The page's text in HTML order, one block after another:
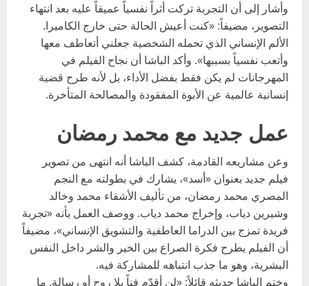
وأشار إلى أن التجربة تركت أثراً نفسياً عميقاً عليه بعد انتهاء
التصوير، مضيفاً: «كنت أعيش الحالة حتى خارج الكاميرا.
الألم الإنساني الذي تحمله الشخصية جعلني أتعاطف معها
وأتعب نفسياً بسببها». وأكد الباشا أن نجاح الفيلم في
المهرجانات لم يكن فقط بفضل الأداء، بل لأنه طرح قضية
إنسانية عالمية عن الأبوة المفقودة والمصالحة المتأخرة.
عمل جديد مع محمد رمضان
وعن مشاريعه القادمة، كشف الباشا أنه انتهى من تصوير
فيلم جديد بعنوان «أسد»، يشارك في بطولته مع النجم
المصري محمد رمضان، من تأليف الأشقاء محمد وخالد
وشيرين دياب، وإخراج محمد دياب. ووصف العمل بأنه «تجربة
فريدة تمزج بين الدراما العاطفية والتشويق الإنساني»، مضيفاً
أن الفيلم يطرح فكرة الصراع بين الخير والشر داخل النفس
البشرية، وهو ما جذب انتباهه للمشاركة فيه.
وختم الباشا حديثه قائلاً: «لن أقدّم فناً بلا روح أو رسالة. ما